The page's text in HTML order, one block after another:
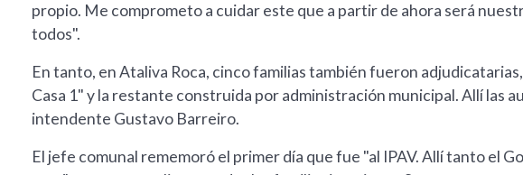
propio. Me comprometo a cuidar este que a partir de ahora será
todos".
En tanto, en Ataliva Roca, cinco familias también fueron
Casa 1" y la restante construida por administración municipal. Allí las
intendente Gustavo Barreiro.
El jefe comunal rememoró el primer día que fue "al IPAV. Allí tanto el